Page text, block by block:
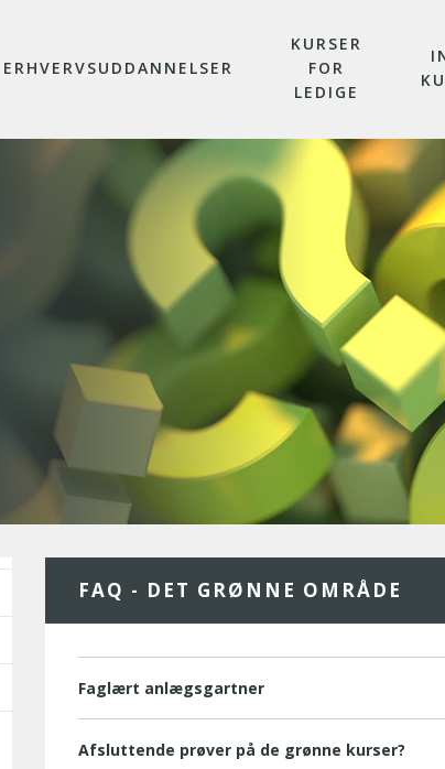
ERHVERVSUDDANNELSER
KURSER
FOR
LEDIGE
FAQ - DET GRØNNE OMRÅDE
Faglært anlægsgartner
Afsluttende prøver på de grønne kurser?